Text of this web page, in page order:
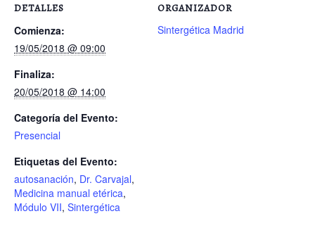
DETALLES
Comienza:
19/05/2018 @ 09:00
Finaliza:
20/05/2018 @ 14:00
Categoría del Evento:
Presencial
Etiquetas del Evento:
autosanación, Dr. Carvajal,
Medicina manual etérica,
Módulo VII, Sintergética
ORGANIZADOR
Sintergética Madrid